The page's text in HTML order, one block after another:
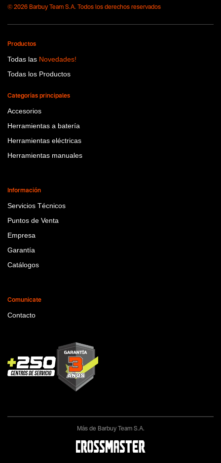
© 2026 Barbuy Team S.A. Todos los derechos reservados
Productos
Todas las Novedades!
Todas los Productos
Categorías principales
Accesorios
Herramientas a batería
Herramientas eléctricas
Herramientas manuales
Información
Servicios Técnicos
Puntos de Venta
Empresa
Garantía
Catálogos
Comunicate
Contacto
Más de Barbuy Team S.A.